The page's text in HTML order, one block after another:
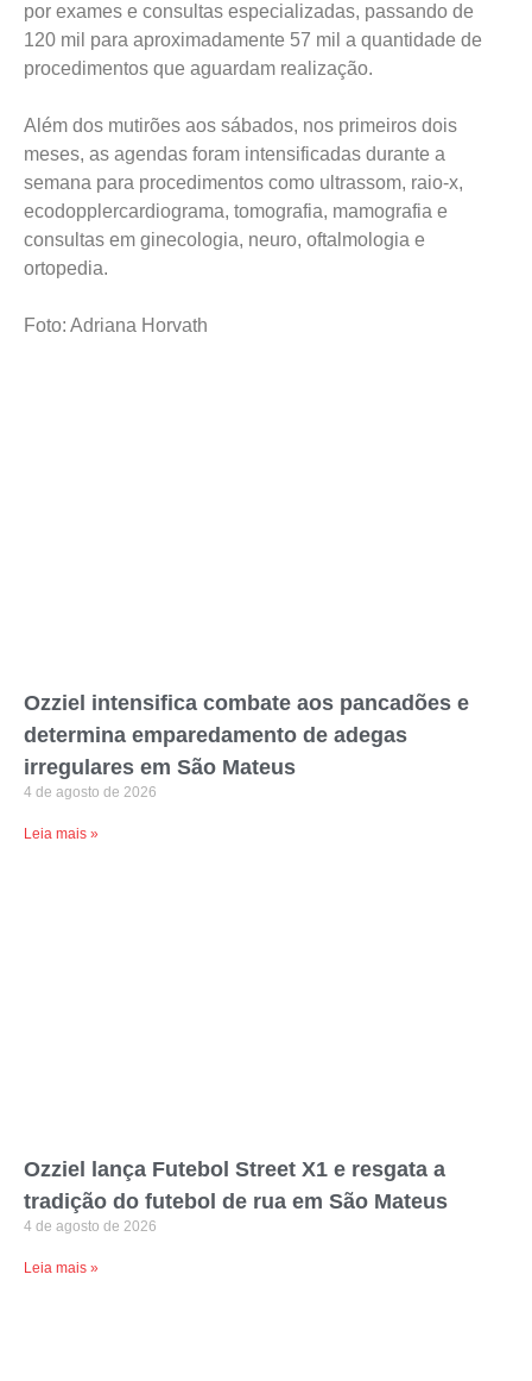
por exames e consultas especializadas, passando de
120 mil para aproximadamente 57 mil a quantidade de
procedimentos que aguardam realização.
Além dos mutirões aos sábados, nos primeiros dois
meses, as agendas foram intensificadas durante a
semana para procedimentos como ultrassom, raio-x,
ecodopplercardiograma, tomografia, mamografia e
consultas em ginecologia, neuro, oftalmologia e
ortopedia.
Foto: Adriana Horvath
Ozziel intensifica combate aos pancadões e
determina emparedamento de adegas
irregulares em São Mateus
4 de agosto de 2026
Leia mais »
Ozziel lança Futebol Street X1 e resgata a
tradição do futebol de rua em São Mateus
4 de agosto de 2026
Leia mais »